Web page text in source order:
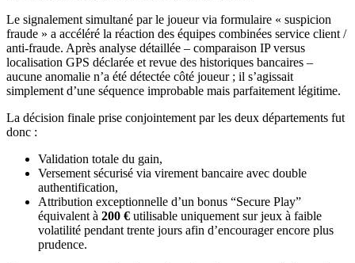
Le signalement simultané par le joueur via formulaire « suspicion
fraude » a accéléré la réaction des équipes combinées service client /
anti‑fraude. Après analyse détaillée – comparaison IP versus
localisation GPS déclarée et revue des historiques bancaires –
aucune anomalie n’a été détectée côté joueur ; il s’agissait
simplement d’une séquence improbable mais parfaitement légitime.
La décision finale prise conjointement par les deux départements fut
donc :
Validation totale du gain,
Versement sécurisé via virement bancaire avec double
authentification,
Attribution exceptionnelle d’un bonus “Secure Play”
équivalent à 200 € utilisable uniquement sur jeux à faible
volatilité pendant trente jours afin d’encourager encore plus
prudence.